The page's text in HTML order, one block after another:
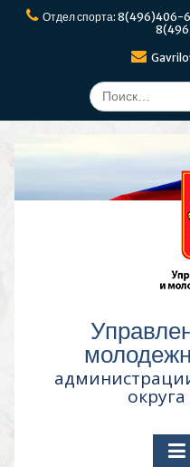
ПерейтиОтдел спорта: 8(496)406-
Поиск
по: